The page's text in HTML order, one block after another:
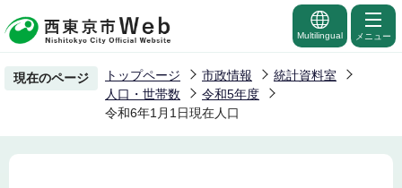
の
ー
の
先
Multilingual メニュー
現在のページ トップページ 市政情報
統計資料室
人口・世帯数
令和5年度
令和6年1月1日現在人口